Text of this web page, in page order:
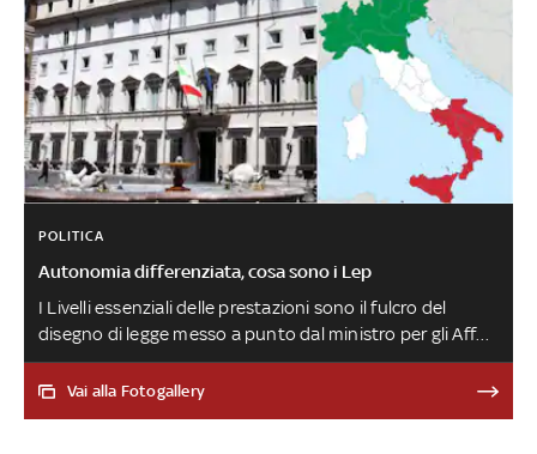
POLITICA
Autonomia differenziata, cosa sono i Lep
I Livelli essenziali delle prestazioni sono il fulcro del
disegno di legge messo a punto dal ministro per gli Affari
regionali, Roberto Calderoli. Si tratta dei livelli minimi dei
servizi erogati dallo Stato per ogni materia, dalla salute
Vai alla Fotogallery